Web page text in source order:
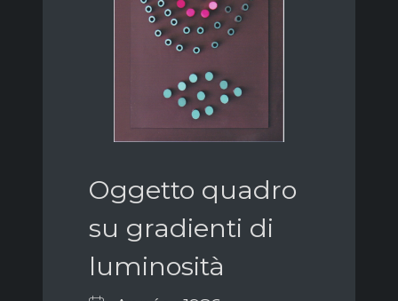
Oggetto quadro
su gradienti di
luminosità